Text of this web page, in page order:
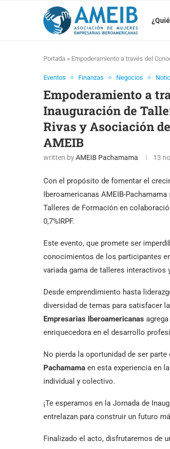
Portada » Empoderamiento a través del
Eventos Finanzas Negocios
Empoderamiento a
Inauguración de
Rivas y Asociación
AMEIB
written byAMEIB Pachamama 13
Con el propósito de fomentar el
Iberoamericanas AMEIB-
Talleres de Formación en
0,7%IRPF.
Este evento, que promete ser
conocimientos de los participantes
variada gama de talleres
Desde emprendimiento hasta
diversidad de temas para satisfacer
Empresarias Iberoamericanas
enriquecedora en el desarrollo
No pierda la oportunidad de ser
Pachamama en esta experiencia en
individual y colectivo.
¡Te esperamos en la Jornada de
entrelazan para construir un futuro
Finalizado el acto, disfrutaremos de